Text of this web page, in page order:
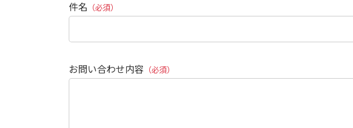
件名 （必須）
お問い合わせ内容 （必須）